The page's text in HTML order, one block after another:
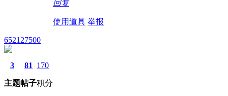
回复
使用道具 举报
652127500
3
主题
81
帖子
170
积分